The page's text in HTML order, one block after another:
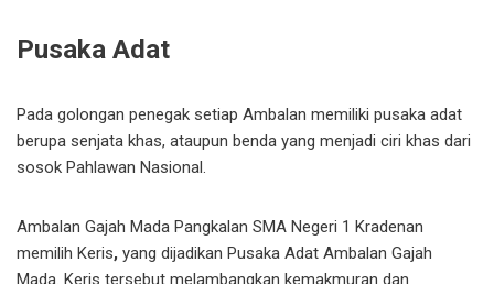
Pusaka Adat
Pada golongan penegak setiap Ambalan memiliki pusaka adat
berupa senjata khas, ataupun benda yang menjadi ciri khas dari
sosok Pahlawan Nasional.
Ambalan Gajah Mada Pangkalan SMA Negeri 1 Kradenan
memilih Keris, yang dijadikan Pusaka Adat Ambalan Gajah
Mada. Keris tersebut melambangkan kemakmuran dan